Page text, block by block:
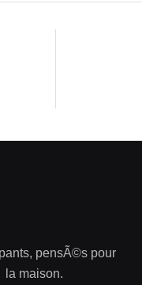
pensÃ©s pour
la maison.